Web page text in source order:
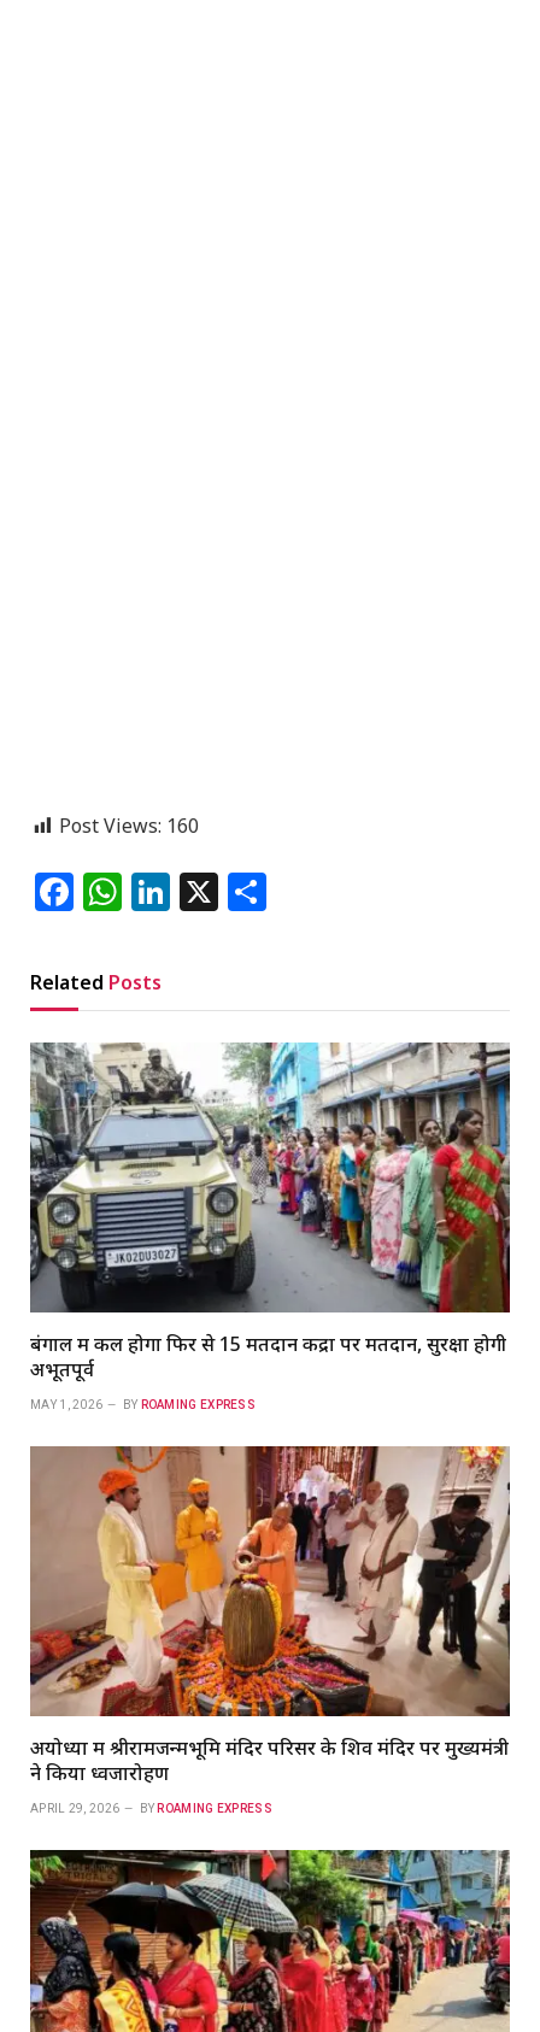
Post Views: 160
Facebook
WhatsApp
LinkedIn
X
Related Posts
बंगाल में कल होगा फिर से 15 मतदान केंद्रों पर मतदान, सुरक्षा होगी
अभूतपूर्व
MAY 1, 2026 BY ROAMING EXPRESS
अयोध्या में श्रीरामजन्मभूमि मंदिर परिसर के शिव मंदिर पर मुख्यमंत्री
ने किया ध्वजारोहण
APRIL 29, 2026 BY ROAMING EXPRESS